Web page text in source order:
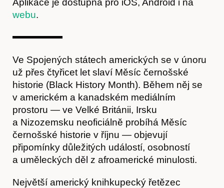
Akce
webu.
Ve Spojených státech amerických se v únoru
už přes čtyřicet let slaví Měsíc černošské
historie (Black History Month). Během něj se
v americkém a kanadském mediálním
prostoru — ve Velké Británii, Irsku
a Nizozemsku neoficiálně probíhá Měsíc
černošské historie v říjnu — objevují
připomínky důležitých událostí, osobností
a uměleckých děl z afroamerické minulosti.
Největší americký knihkupecký řetězec